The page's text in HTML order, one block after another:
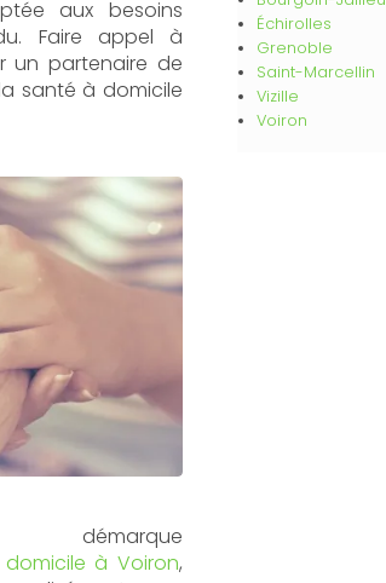
aux besoins
Faire appel à
un partenaire de
santé à domicile
à Voiron,
Échirolles
Grenoble
Saint-Marcellin
Vizille
Voiron